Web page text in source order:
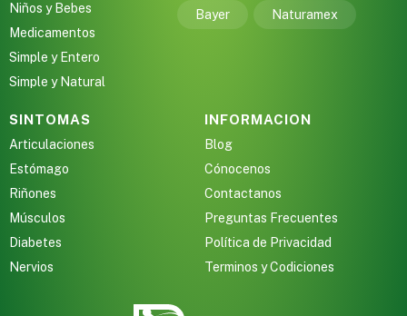
Niños y Bebes
Medicamentos
Simple y Entero
Simple y Natural
Bayer Naturamex
SINTOMAS
Articulaciones
Estómago
Riñones
Músculos
Diabetes
Nervios
INFORMACION
Blog
Cónocenos
Contactanos
Preguntas Frecuentes
Política de Privacidad
Terminos y Codiciones